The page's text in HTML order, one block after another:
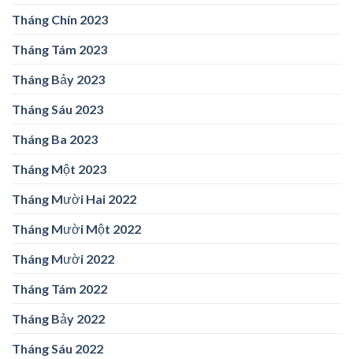
Tháng Chín 2023
Tháng Tám 2023
Tháng Bảy 2023
Tháng Sáu 2023
Tháng Ba 2023
Tháng Một 2023
Tháng Mười Hai 2022
Tháng Mười Một 2022
Tháng Mười 2022
Tháng Tám 2022
Tháng Bảy 2022
Tháng Sáu 2022